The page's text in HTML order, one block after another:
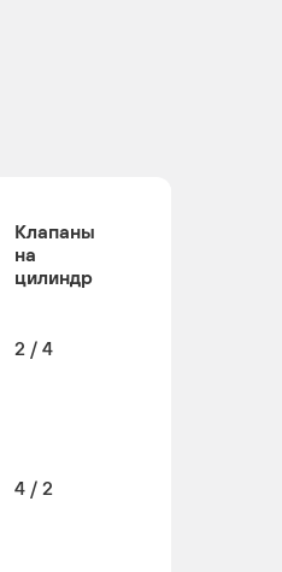
Клапаны
на
цилиндр
2 / 4
4 / 2